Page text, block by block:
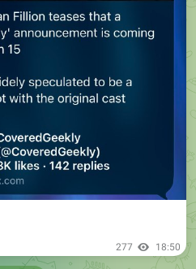
277 18:50